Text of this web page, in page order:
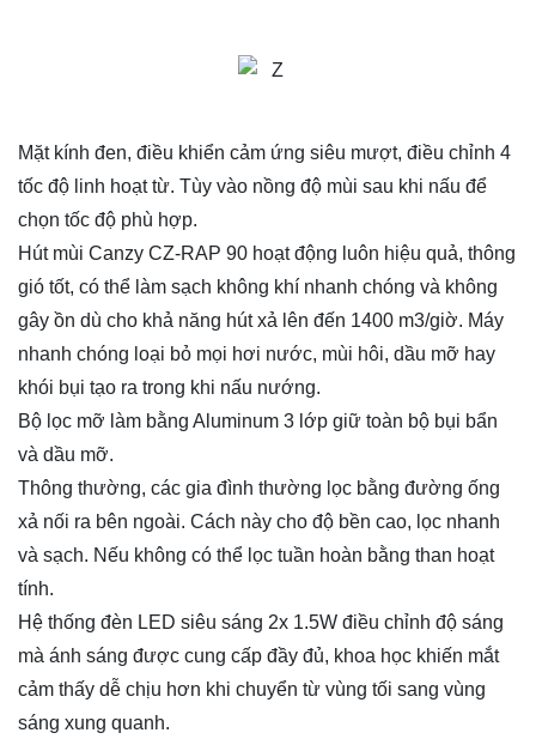
Mặt kính đen, điều khiển cảm ứng siêu mượt, điều chỉnh 4
tốc độ linh hoạt từ. Tùy vào nồng độ mùi sau khi nấu để
chọn tốc độ phù hợp.
Hút mùi Canzy CZ-RAP 90 hoạt động luôn hiệu quả, thông
gió tốt, có thể làm sạch không khí nhanh chóng và không
gây ồn dù cho khả năng hút xả lên đến 1400 m3/giờ. Máy
nhanh chóng loại bỏ mọi hơi nước, mùi hôi, dầu mỡ hay
khói bụi tạo ra trong khi nấu nướng.
Bộ lọc mỡ làm bằng Aluminum 3 lớp giữ toàn bộ bụi bẩn
và dầu mỡ.
Thông thường, các gia đình thường lọc bằng đường ống
xả nối ra bên ngoài. Cách này cho độ bền cao, lọc nhanh
và sạch. Nếu không có thể lọc tuần hoàn bằng than hoạt
tính.
Hệ thống đèn LED siêu sáng 2x 1.5W điều chỉnh độ sáng
mà ánh sáng được cung cấp đầy đủ, khoa học khiến mắt
cảm thấy dễ chịu hơn khi chuyển từ vùng tối sang vùng
sáng xung quanh.